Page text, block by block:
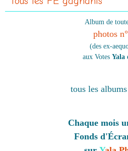
Album de
photos
(des ex-
aux Votes Yala
tous les
Chaque mois
Fonds